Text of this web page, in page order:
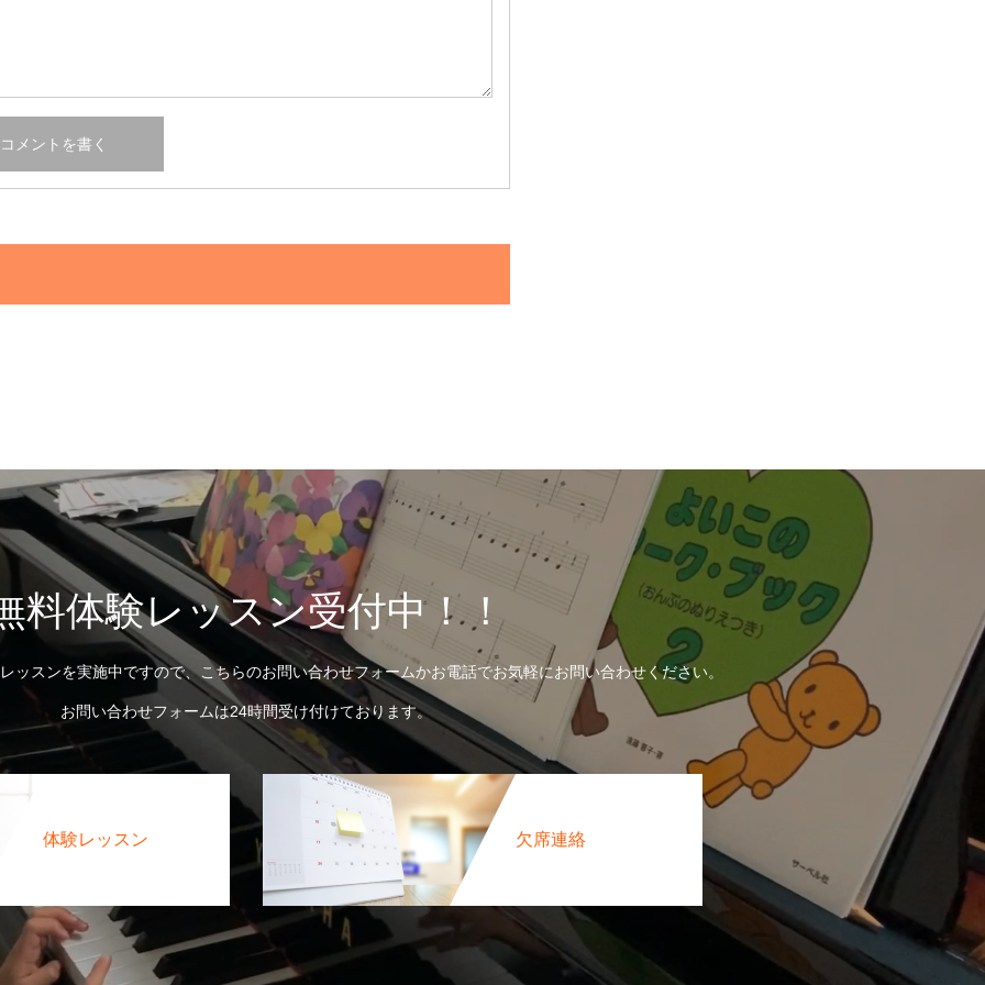
料体験レッスン受付中！！
ッスンを実施中ですので、こちらのお問い合わせフォームかお電話でお気軽にお問い合わせください。
お問い合わせフォームは24時間受け付けております。
体験レッスン 欠席連絡